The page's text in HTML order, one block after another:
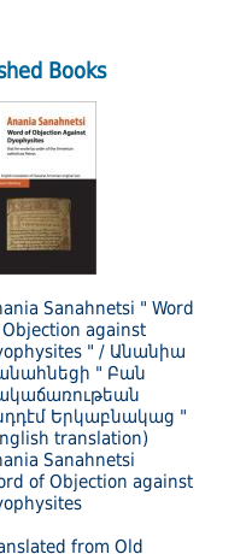
Books
Sanahnetsi " Word
against
" / Անանիա
" Բան
Երկաբնակաց "
translation)
Sanahnetsi
of Objection against
from Old